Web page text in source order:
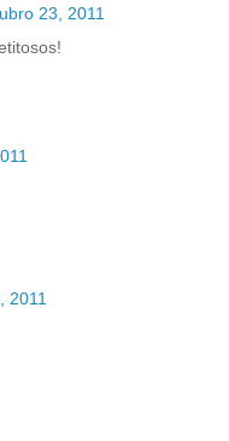
23, 2011
2011